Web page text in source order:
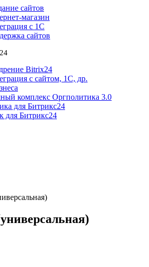
сайтов
магазин
с 1С
сайтов
Bitrix24
с сайтом, 1С, др.
комплекс Оргполитика 3.0
для Битрикс24
для Битрикс24